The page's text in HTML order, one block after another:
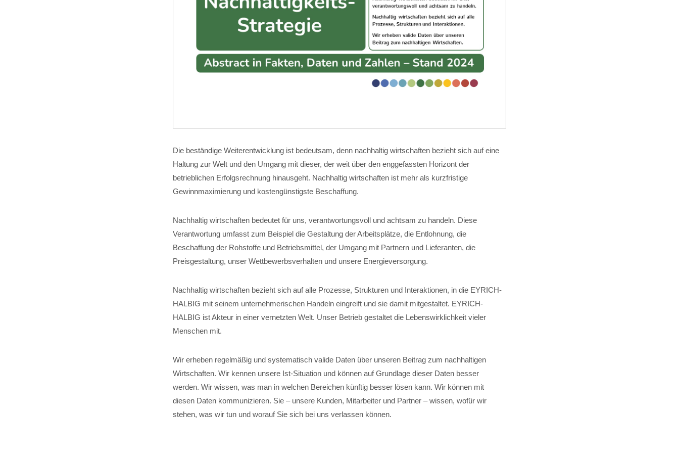
Die beständige Weiterentwicklung ist bedeutsam, denn nachhaltig wirtschaften bezieht sich auf eine
Haltung zur Welt und den Umgang mit dieser, der weit über den enggefassten Horizont der
betrieblichen Erfolgsrechnung hinausgeht. Nachhaltig wirtschaften ist mehr als kurzfristige
Gewinnmaximierung und kostengünstigste Beschaffung.
Nachhaltig wirtschaften bedeutet für uns, verantwortungsvoll und achtsam zu handeln. Diese
Verantwortung umfasst zum Beispiel die Gestaltung der Arbeitsplätze, die Entlohnung, die
Beschaffung der Rohstoffe und Betriebsmittel, der Umgang mit Partnern und Lieferanten, die
Preisgestaltung, unser Wettbewerbsverhalten und unsere Energieversorgung.
Nachhaltig wirtschaften bezieht sich auf alle Prozesse, Strukturen und Interaktionen, in die EYRICH-
HALBIG mit seinem unternehmerischen Handeln eingreift und sie damit mitgestaltet. EYRICH-
HALBIG ist Akteur in einer vernetzten Welt. Unser Betrieb gestaltet die Lebenswirklichkeit vieler
Menschen mit.
Wir erheben regelmäßig und systematisch valide Daten über unseren Beitrag zum nachhaltigen
Wirtschaften. Wir kennen unsere Ist-Situation und können auf Grundlage dieser Daten besser
werden. Wir wissen, was man in welchen Bereichen künftig besser lösen kann. Wir können mit
diesen Daten kommunizieren. Sie – unsere Kunden, Mitarbeiter und Partner – wissen, wofür wir
stehen, was wir tun und worauf Sie sich bei uns verlassen können.